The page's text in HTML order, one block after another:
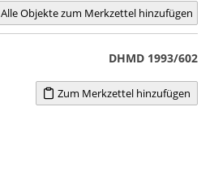
Alle Objekte zum Merkzettel hinzufügen
DHMD 1993/602
Zum Merkzettel hinzufügen